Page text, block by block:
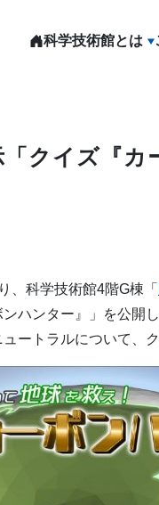
科学技術館とは
「クイズ『カ
、科学技術館4階G棟「
ハンター』」を公開し
ートラルについて、